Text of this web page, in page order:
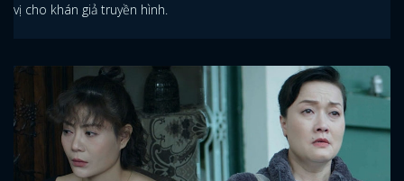
vị cho khán giả truyền hình.